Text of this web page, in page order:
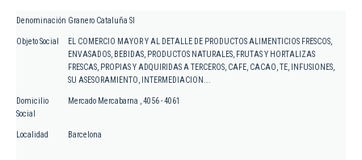
Denominación Granero Cataluña Sl
Objeto Social
EL COMERCIO MAYOR Y AL DETALLE DE PRODUCTOS ALIMENTICIOS FRESCOS,
ENVASADOS, BEBIDAS, PRODUCTOS NATURALES, FRUTAS Y HORTALIZAS
FRESCAS, PROPIAS Y ADQUIRIDAS A TERCEROS, CAFE, CACAO, TE, INFUSIONES,
SU ASESORAMIENTO, INTERMEDIACION...
Domicilio
Social
Mercado Mercabarna , 4056 - 4061
Localidad Barcelona